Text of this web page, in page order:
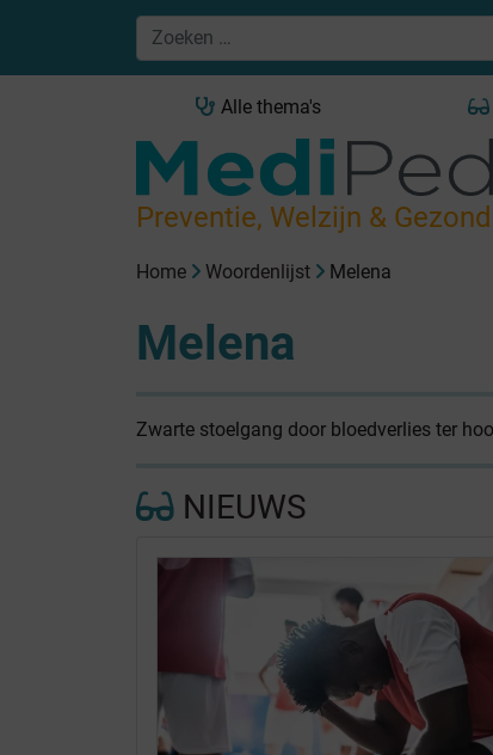
Alle thema's
Preventie, Welzijn &
Home Woordenlijst Melena
Melena
Zwarte stoelgang door bloedverlies ter
NIEUWS